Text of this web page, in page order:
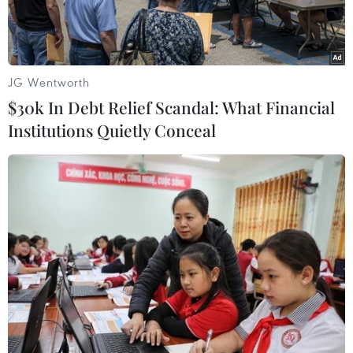
Chiếc xe buýt bị trúng rocket ở Israel. (Nguồn: AFP)
Ngày 12/11, nhóm Lữ đoàn Ezzedine al Qassam -
cánh vũ trang của Phong trào Hồi giáo vũ trang
Hamas tại Dải Gaza của Palestine, thừa nhận đã
JG Wentworth
$30k In Debt Relief Scandal: What Financial
Institutions Quietly Conceal